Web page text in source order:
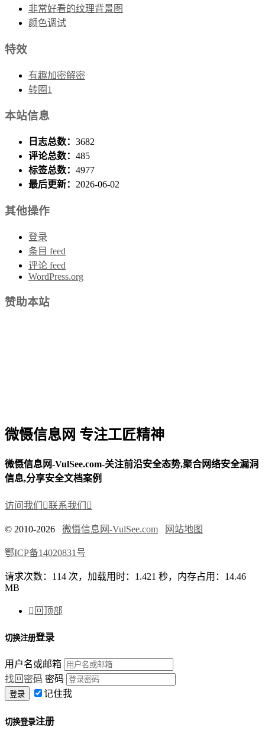
非常好看的纹理背景图
颜色调试
特效
有趣加密解密
转圈1
本站信息
日志总数： 3682
评论总数： 485
标签总数： 4977
最后更新： 2026-06-02
其他操作
登录
条目 feed
评论 feed
WordPress.org
赞助本站
微慑信息网 专注工匠精神
微慑信息网-VulSee.com-关注前沿安全态势,聚合网络安全漏洞
信息,分享安全文档案例
访问我们 联系我们 
© 2010-2026 微慑信息网-VulSee.com 网站地图
鄂ICP备14020831号
请求次数：114 次，加载用时：1.421 秒，内存占用：14.46
MB
 回顶部
切换注册登录
用户名或邮箱
找回密码 密码
记住我
切换登录注册